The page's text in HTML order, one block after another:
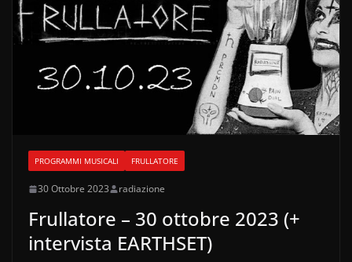
PROGRAMMI MUSICALI FRULLATORE
30 Ottobre 2023 radiazione
Frullatore – 30 ottobre 2023 (+
intervista EARTHSET)